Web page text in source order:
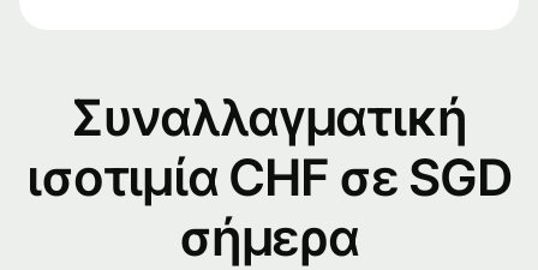
Συναλλαγματική
ισοτιμία CHF σε SGD
σήμερα